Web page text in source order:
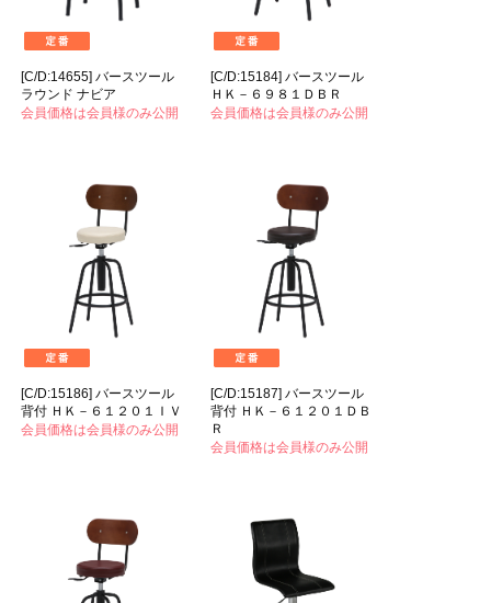
[C/D:14655] バースツール
ラウンド ナビア
会員価格は会員様のみ公開
[C/D:15184] バースツール
ＨＫ－６９８１ＤＢＲ
会員価格は会員様のみ公開
[C/D:15186] バースツール
背付 ＨＫ－６１２０１ＩＶ
会員価格は会員様のみ公開
[C/D:15187] バースツール
背付 ＨＫ－６１２０１ＤＢ
Ｒ
会員価格は会員様のみ公開